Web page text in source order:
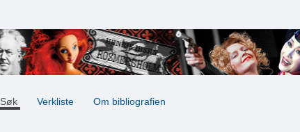
Søk Verkliste Om bibliografien